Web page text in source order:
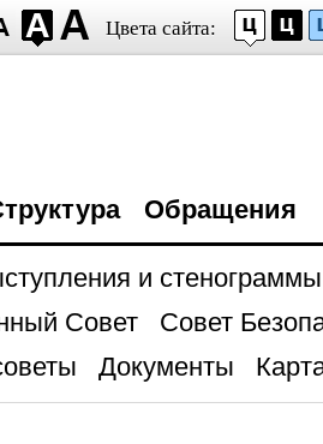
Цвета сайта:
Обращения
и стенограммы
Совет
Совет
Документы